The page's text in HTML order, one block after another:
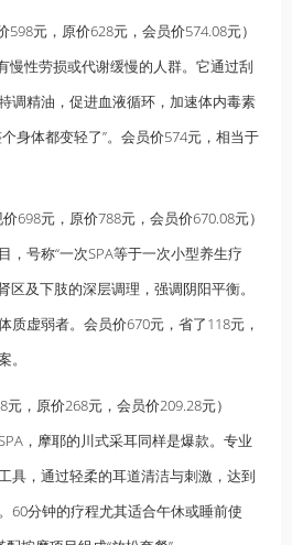
元，原价628元，会员价574.08元）
慢性劳损或代谢缓慢的人群。它通过刮
调精油，促进血液循环，加速体内毒素
身体都变轻了”。会员价574元，相当于
698元，原价788元，会员价670.08元）
，号称“一次SPA等于一次小型养生疗
区及下肢的深层调理，强调阴阳平衡。
质虚弱者。会员价670元，省了118元，
，原价268元，会员价209.28元）
，摩耶的川式采耳同样是爆款。专业
具，通过轻柔的耳道清洁与刺激，达到
60分钟的疗程尤其适合午休或睡前使